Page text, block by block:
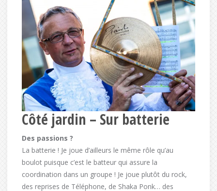
Côté jardin – Sur batterie
Des passions ?
La batterie ! Je joue d’ailleurs le même rôle qu’au
boulot puisque c’est le batteur qui assure la
coordination dans un groupe ! Je joue plutôt du rock,
des reprises de Téléphone, de Shaka Ponk… des